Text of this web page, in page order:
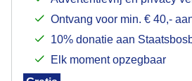
Ontvang voor min. € 40,-
10% donatie aan
Elk moment opzegbaar
Indien je hier nog geen
verschijnt er zo een pop-up